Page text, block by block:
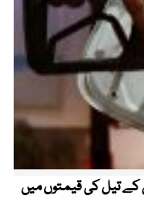
کے تیل کی قیمتوں میں